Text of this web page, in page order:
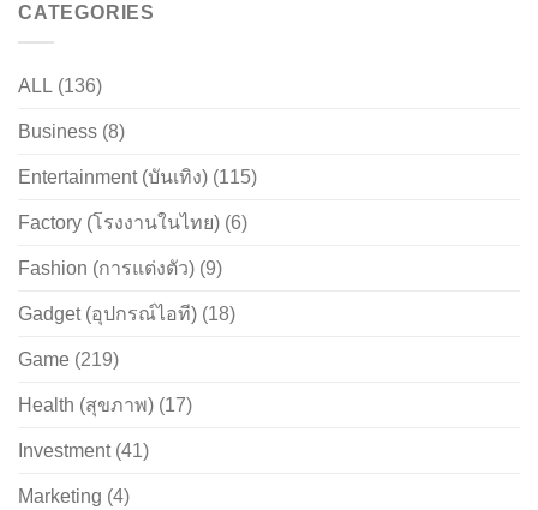
CATEGORIES
ALL (136)
Business (8)
Entertainment (บันเทิง) (115)
Factory (โรงงานในไทย) (6)
Fashion (การแต่งตัว) (9)
Gadget (อุปกรณ์ไอที) (18)
Game (219)
Health (สุขภาพ) (17)
Investment(41)
Marketing (4)